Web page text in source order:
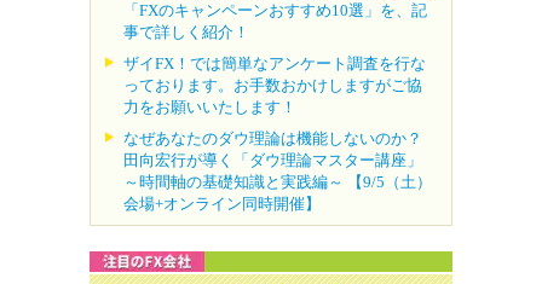
「FXのキャンペーンおすすめ10選」を、記
事で詳しく紹介！
ザイFX！では簡単なアンケート調査を行な
っております。お手数おかけしますがご協
力をお願いいたします！
なぜあなたのダウ理論は機能しないのか？
田向宏行が導く「ダウ理論マスター講座」
～時間軸の基礎知識と実践編～ 【9/5（土）
会場+オンライン同時開催】